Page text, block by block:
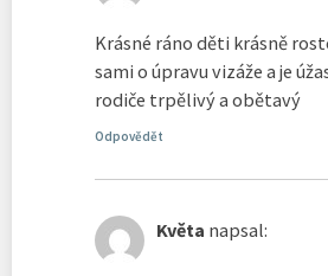
Krásné ráno děti krásně
sami o úpravu vizáže a je
rodiče trpělivý a obětavý
Odpovědět
Květa napsal: